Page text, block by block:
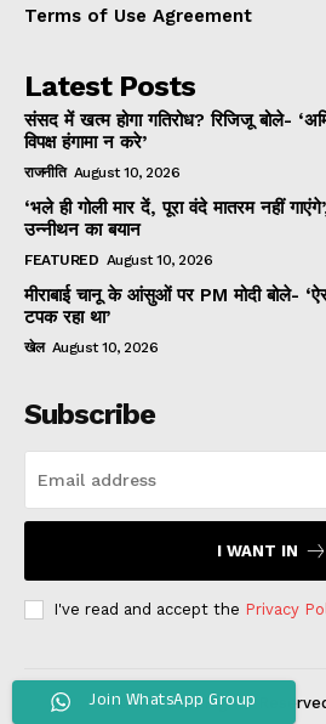
Terms of Use Agreement
Latest Posts
संसद में खत्म होगा गतिरोध? रिजिजू बोले-
विपक्ष हंगामा न करे’
राजनीति August 10, 2026
‘भले ही गोली मार दें, पूरा वंदे मातरम नहीं
उन्नीथन का बयान
FEATURED August 10, 2026
मीराबाई चानू के आंसुओं पर PM मोदी बोले-
टपक रहा था’
खेल August 10, 2026
Subscribe
I WANT IN
I've read and accept the Privacy
© 2022 All Rights
Join WhatsApp Group